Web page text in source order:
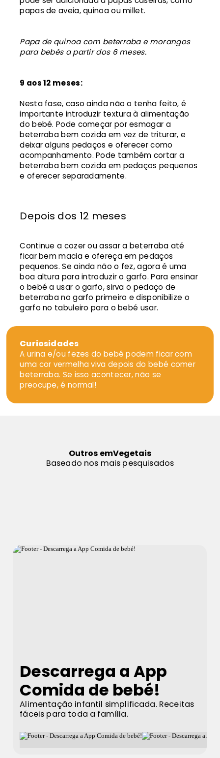
papas de aveia, quinoa ou millet.
Papa de quinoa com beterraba e morangos
para bebés a partir dos 6 meses.
9 aos 12 meses:
Nesta fase, caso ainda não o tenha feito, é
importante introduzir textura à alimentação
do bebé. Pode começar por esmagar a
beterraba bem cozida em vez de triturar, e
deixar alguns pedaços e oferecer como
acompanhamento. Pode também cortar a
beterraba bem cozida em pedaços pequenos
e oferecer separadamente.
Depois dos 12 meses
Continue a cozer ou assar a beterraba até
ficar bem macia e ofereça em pedaços
pequenos. Se ainda não o fez, agora é uma
boa altura para introduzir o garfo. Para ensinar
o bebé a usar o garfo, sirva o pedaço de
beterraba no garfo primeiro e disponibilize o
garfo no tabuleiro para o bebé usar.
Curiosidades
A urina e/ou fezes do bebé podem ficar com
uma cor vermelha viva depois do bebé comer
beterraba. Se isso acontecer, não se
preocupe, é normal!
Outros emVegetais
Baseado nos mais pesquisados
Descarrega a App
Comida de bebé!
Alimentação infantil simplificada. Receitas
fáceis para toda a família.